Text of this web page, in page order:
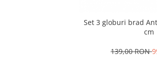
Set 3 globuri brad
cm
139,00 RON